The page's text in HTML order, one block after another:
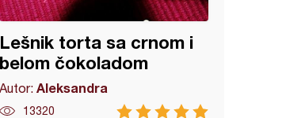
Lešnik torta sa crnom i
belom čokoladom
Autor:Aleksandra
13320